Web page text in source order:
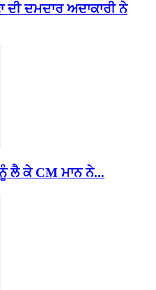
ਦਮਦਾਰ ਅਦਾਕਾਰੀ ਨੇ
ਲੈ ਕੇ CM ਮਾਨ ਨੇ...